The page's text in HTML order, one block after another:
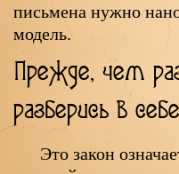
письмена нужно
модель.
Прежде, чем
разберись в
Это закон